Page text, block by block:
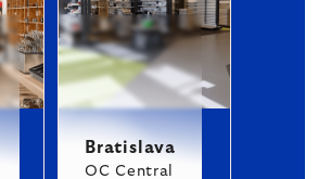
Bratislava
OC Central